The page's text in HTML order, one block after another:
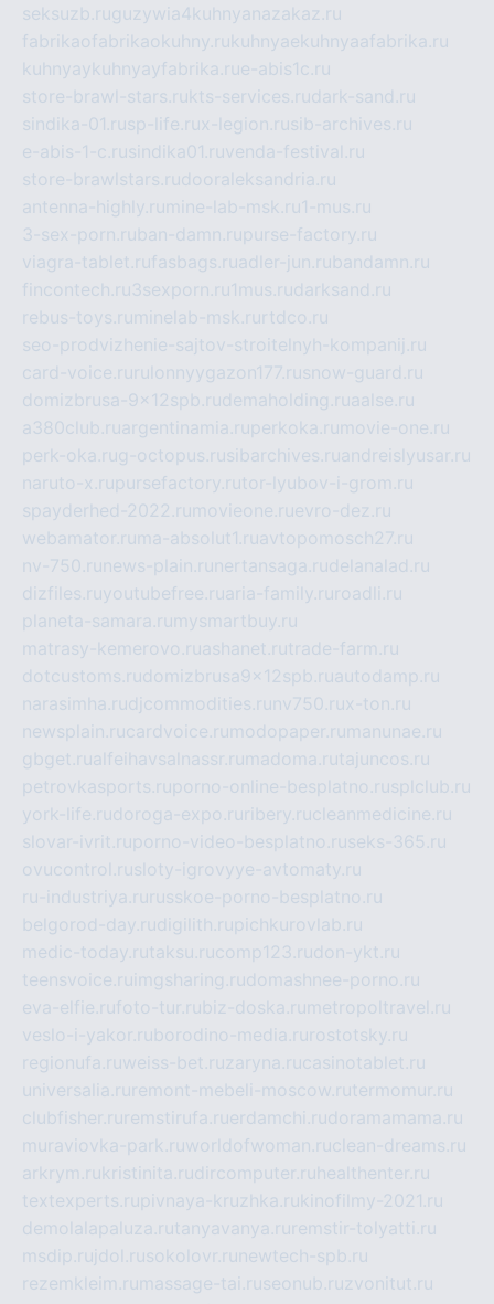
seksuzb.ruguzywia4kuhnyanazakaz.ru
fabrikaofabrikaokuhny.rukuhnyaekuhnyaafabrika.ru
kuhnyaykuhnyayfabrika.rue-abis1c.ru
store-brawl-stars.rukts-services.rudark-sand.ru
sindika-01.rusp-life.rux-legion.rusib-archives.ru
e-abis-1-c.rusindika01.ruvenda-festival.ru
store-brawlstars.rudooraleksandria.ru
antenna-highly.ru mine-lab-msk.ru1-mus.ru
3-sex-porn.ruban-damn.rupurse-factory.ru
viagra-tablet.rufasbags.ruadler-jun.rubandamn.ru
fincontech.ru3sexporn.ru1mus.rudarksand.ru
rebus-toys.ru minelab-msk.ru rtdco.ru
seo-prodvizhenie-sajtov-stroitelnyh-kompanij.ru
card-voice.ru rulonnyygazon177.rusnow-guard.ru
domizbrusa-9x12spb.rudemaholding.ruaalse.ru
a380club.ruargentinamia.ruperkoka.ru movie-one.ru
perk-oka.rug-octopus.rusibarchives.ruandreislyusar.ru
naruto-x.rupursefactory.rutor-lyubov-i-grom.ru
spayderhed-2022.ru movieone.ruevro-dez.ru
webamator.ru ma-absolut1.ruavtopomosch27.ru
nv-750.ru news-plain.ru nertansaga.rudelanalad.ru
dizfiles.ruyoutubefree.ruaria-family.ru roadli.ru
planeta-samara.ru mysmartbuy.ru
matrasy-kemerovo.ruashanet.rutrade-farm.ru
dotcustoms.rudomizbrusa9x12spb.ruautodamp.ru
narasimha.rudjcommodities.ru nv750.rux-ton.ru
newsplain.rucardvoice.ru modopaper.ru manunae.ru
gbget.rualfeihavsalnassr.ru madoma.rutajuncos.ru
petrovkasports.ruporno-online-besplatno.rusplclub.ru
york-life.rudoroga-expo.ru ribery.rucleanmedicine.ru
slovar-ivrit.ruporno-video-besplatno.ruseks-365.ru
ovucontrol.rusloty-igrovyye-avtomaty.ru
ru-industriya.ru russkoe-porno-besplatno.ru
belgorod-day.rudigilith.rupichkurovlab.ru
medic-today.rutaksu.rucomp123.rudon-ykt.ru
teensvoice.ru imgsharing.rudomashnee-porno.ru
eva-elfie.rufoto-tur.rubiz-doska.ru metropoltravel.ru
veslo-i-yakor.ruborodino-media.ru rostotsky.ru
regionufa.ruweiss-bet.ruzaryna.rucasinotablet.ru
universalia.ru remont-mebeli-moscow.rutermomur.ru
clubfisher.ru remstirufa.ruerdamchi.rudoramamama.ru
muraviovka-park.ruworldofwoman.ruclean-dreams.ru
arkrym.rukristinita.rudircomputer.ru healthenter.ru
textexperts.rupivnaya-kruzhka.rukinofilmy-2021.ru
demolalapaluza.rutanyavanya.ru remstir-tolyatti.ru
msdip.ru jdol.rusokolovr.ru newtech-spb.ru
rezemkleim.ru massage-tai.ruseonub.ruzvonitut.ru